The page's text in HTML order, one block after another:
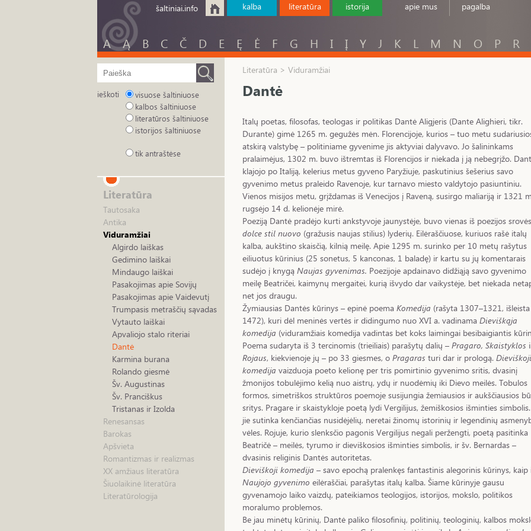
šaltiniai.info kalba literatūra istorija apie mus pagalba
A Ą B C Č D E Ę Ė F G H I Į Y J K L M N O P R
ieškoti
visuose šaltiniuose
kalbos šaltiniuose
literatūros šaltiniuose
istorijos šaltiniuose
tik antraštėse
Literatūra
Tautosaka
Antika
Viduramžiai
Algirdo laiškas
Gedimino laiškai
Mindaugo laiškai
Pasakojimas apie Sovijų
Pasakojimas apie Vaidevutį
Trumpasis metraščių sąvadas
Vytauto laiškai
Apvaliojo stalo riteriai
Dantė
Karmina burana
Rolando giesmė
Šv. Augustinas
Šv. Pranciškus
Tristanas ir Izolda
Renesansas
Barokas
Apšvieta
Romantizmas ir realizmas
XX amžiaus literatūra
Šiuolaikinė literatūra
Literatūrologija
Literatūra > Viduramžiai
Dantė
Italų poetas, filosofas, teologas ir politikas Dantė Aligjeris (Dante Alighieri, tikr.
Durante) gimė 1265 m. gegužės mėn. Florencijoje, kurios – tuo metu
atskirą valstybę – politiniame gyvenime jis aktyviai dalyvavo. Jo šalininkams
pralaimėjus, 1302 m. buvo ištremtas iš Florencijos ir niekada į ją nebegrįžo.
klajojo po Italiją, kelerius metus gyveno Paryžiuje, paskutinius šešerius savo
gyvenimo metus praleido Ravenoje, kur tarnavo miesto valdytojo pasiuntiniu.
Vienos misijos metu, grįždamas iš Venecijos į Raveną, susirgo maliariją ir 1321
rugsėjo 14 d. kelionėje mirė.
Poeziją Dantė pradėjo kurti ankstyvoje jaunystėje, buvo vienas iš poezijos srovės
dolce stil nuovo (gražusis naujas stilius) lyderių. Eilėraščiuose, kuriuos rašė italų
kalba, aukštino skaisčią, kilnią meilę. Apie 1295 m. surinko per 10 metų rašytus
eiliuotus kūrinius (25 sonetus, 5 kanconas, 1 baladę) ir kartu su jų komentarais
sudėjo į knygą Naujas gyvenimas. Poezijoje apdainavo didžiąją savo gyvenimo
meilę Beatričei, kaimynų mergaitei, kurią išvydo dar vaikystėje, bet niekada
net jos draugu.
Žymiausias Dantės kūrinys – epinė poema Komedija (rašyta 1307–1321, išleista
1472), kuri dėl meninės vertės ir didingumo nuo XVI a. vadinama Dieviškąja
komedija (viduramžiais komedija vadintas bet koks laimingai besibaigiantis
Poema sudaryta iš 3 tercinomis (trieiliais) parašytų dalių – Pragaro, Skaistyklos
Rojaus, kiekvienoje jų – po 33 giesmes, o Pragaras turi dar ir prologą. Dieviškoji
komedija vaizduoja poeto kelionę per tris pomirtinio gyvenimo sritis, dvasinį
žmonijos tobulėjimo kelią nuo aistrų, ydų ir nuodėmių iki Dievo meilės. Tobulos
formos, simetriškos struktūros poemoje susijungia žemiausios ir aukščiausios
sritys. Pragare ir skaistykloje poetą lydi Vergilijus, žemiškosios išminties
jie sutinka kenčiančias nusidėjėlių, neretai žinomų istorinių ir legendinių
vėles. Rojuje, kurio slenksčio pagonis Vergilijus negali peržengti, poetą pasitinka
Beatričė – meilės, tyrumo ir dieviškosios išminties simbolis, ir šv. Bernardas –
dvasinis religinis Dantės autoritetas.
Dieviškoji komedija – savo epochą pralenkęs fantastinis alegorinis kūrinys, kaip
Naujojo gyvenimo eilėraščiai, parašytas italų kalba. Šiame kūrinyje gausu
gyvenamojo laiko vaizdų, pateikiamos teologijos, istorijos, mokslo, politikos
moralumo problemos.
Be jau minėtų kūrinių, Dantė paliko filosofinių, politinių, teologinių, kalbos